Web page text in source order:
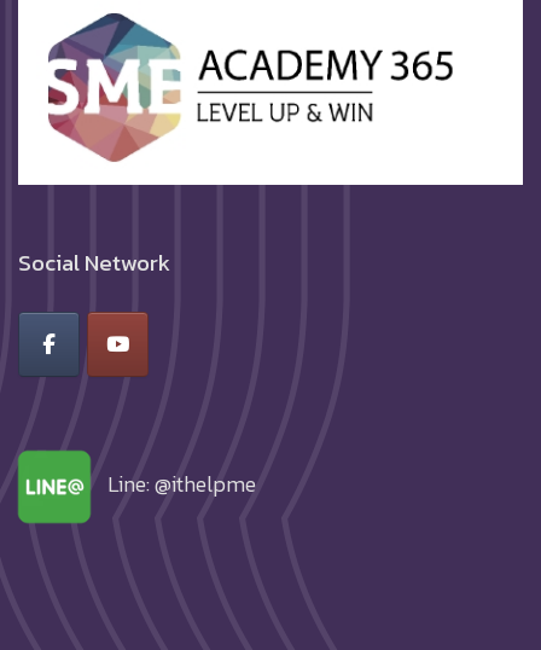
Social Network
Line: @ithelpme